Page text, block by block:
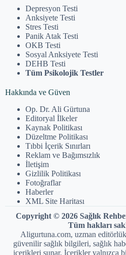
Depresyon Testi
Anksiyete Testi
Stres Testi
Panik Atak Testi
OKB Testi
Sosyal Anksiyete Testi
DEHB Testi
Tüm Psikolojik Testler
Hakkında ve Güven
Op. Dr. Ali Gürtuna
Editoryal İlkeler
Kaynak Politikası
Düzeltme Politikası
Tıbbi İçerik Sınırları
Reklam ve Bağımsızlık
İletişim
Gizlilik Politikası
Fotoğraflar
Haberler
XML Site Haritası
Copyright © 2026 Sağlık
Tüm hakları
Aligurtuna.com, uzman
güvenilir sağlık bilgileri, sağlık
içerikleri sunar. İçerikler yalnızca